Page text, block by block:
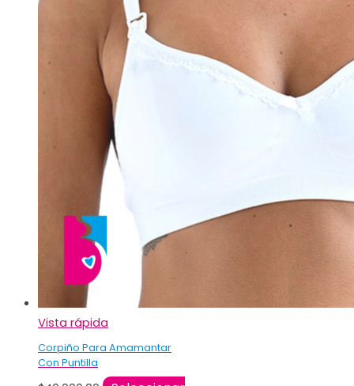
Vista rápida
Corpiño Para Amamantar
Con Puntilla